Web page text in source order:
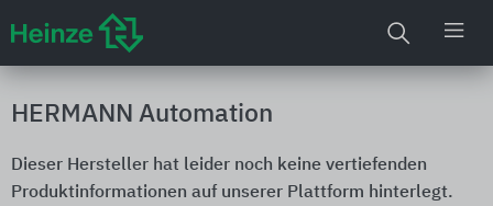
HERMANN Automation
Dieser Hersteller hat leider noch keine vertiefenden
Produktinformationen auf unserer Plattform hinterlegt.